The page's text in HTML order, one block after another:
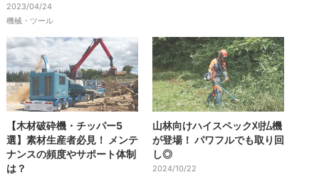
2023/04/24
機械・ツール
【木材破砕機・チッパー5
選】素材生産者必見！ メンテ
ナンスの頻度やサポート体制
は？
山林向けハイスペック刈払機
が登場！ パワフルでも取り回
し◎
2024/10/22